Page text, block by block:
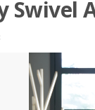
Swivel